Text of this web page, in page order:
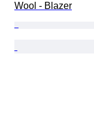
Wool - Blazer